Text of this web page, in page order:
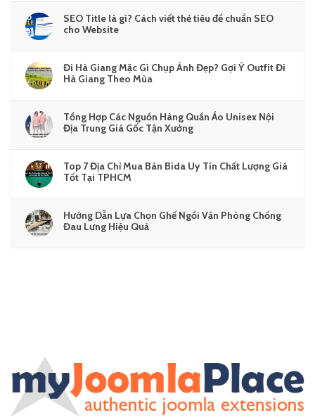
SEO Title là gì? Cách viết thẻ tiêu đề chuẩn SEO
cho Website
Đi Hà Giang Mặc Gì Chụp Ảnh Đẹp? Gợi Ý Outfit Đi
Hà Giang Theo Mùa
Tổng Hợp Các Nguồn Hàng Quần Áo Unisex Nội
Địa Trung Giá Gốc Tận Xưởng
Top 7 Địa Chỉ Mua Bàn Bida Uy Tín Chất Lượng Giá
Tốt Tại TPHCM
Hướng Dẫn Lựa Chọn Ghế Ngồi Văn Phòng Chống
Đau Lưng Hiệu Quả